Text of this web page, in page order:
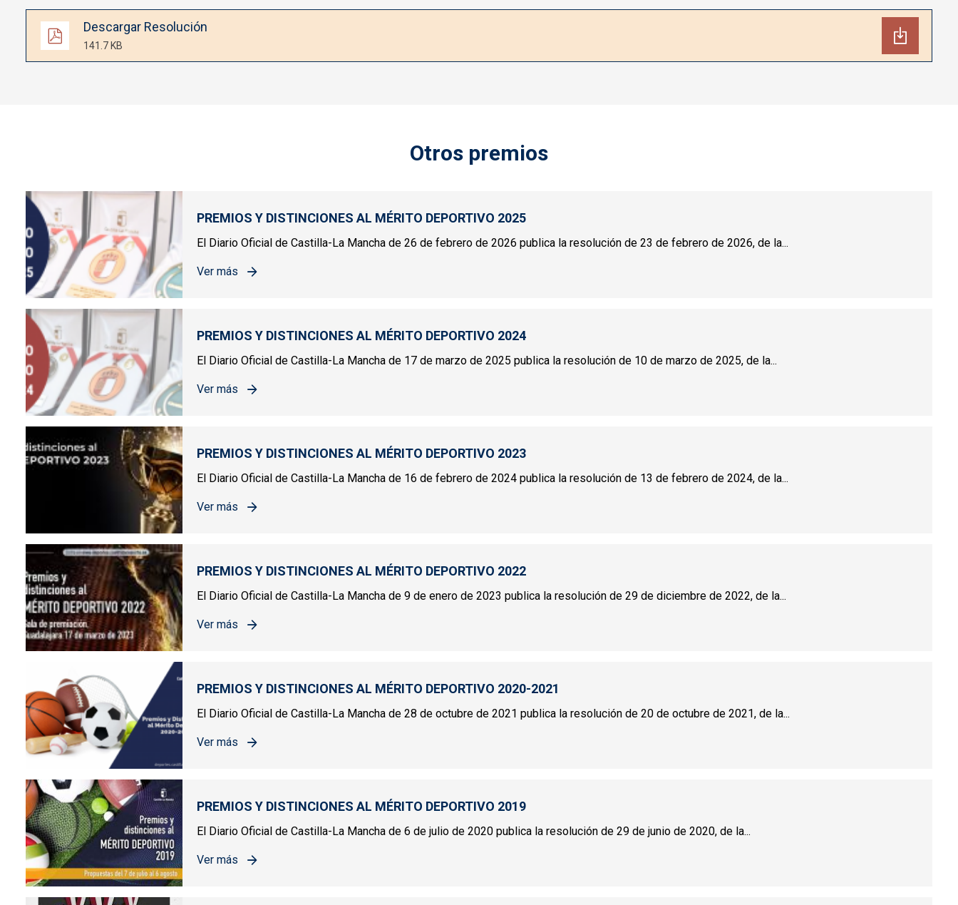
Descargar Resolución
141.7 KB
Otros premios
PREMIOS Y DISTINCIONES AL MÉRITO DEPORTIVO 2025
El Diario Oficial de Castilla-La Mancha de 26 de febrero de 2026 publica la resolución de 23 de febrero de 2026, de la...
Ver más
sobre PREMIOS Y DISTINCIONES AL MÉRITO DEPORTIVO 2025
PREMIOS Y DISTINCIONES AL MÉRITO DEPORTIVO 2024
El Diario Oficial de Castilla-La Mancha de 17 de marzo de 2025 publica la resolución de 10 de marzo de 2025, de la...
Ver más
sobre PREMIOS Y DISTINCIONES AL MÉRITO DEPORTIVO 2024
PREMIOS Y DISTINCIONES AL MÉRITO DEPORTIVO 2023
El Diario Oficial de Castilla-La Mancha de 16 de febrero de 2024 publica la resolución de 13 de febrero de 2024, de la...
Ver más
sobre PREMIOS Y DISTINCIONES AL MÉRITO DEPORTIVO 2023
PREMIOS Y DISTINCIONES AL MÉRITO DEPORTIVO 2022
El Diario Oficial de Castilla-La Mancha de 9 de enero de 2023 publica la resolución de 29 de diciembre de 2022, de la...
Ver más
sobre PREMIOS Y DISTINCIONES AL MÉRITO DEPORTIVO 2022
PREMIOS Y DISTINCIONES AL MÉRITO DEPORTIVO 2020-2021
El Diario Oficial de Castilla-La Mancha de 28 de octubre de 2021 publica la resolución de 20 de octubre de 2021, de la...
Ver más
sobre PREMIOS Y DISTINCIONES AL MÉRITO DEPORTIVO 2020-2021
PREMIOS Y DISTINCIONES AL MÉRITO DEPORTIVO 2019
El Diario Oficial de Castilla-La Mancha de 6 de julio de 2020 publica la resolución de 29 de junio de 2020, de la...
Ver más
sobre PREMIOS Y DISTINCIONES AL MÉRITO DEPORTIVO 2019